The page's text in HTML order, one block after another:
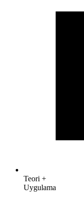
Teori +
Uygulama